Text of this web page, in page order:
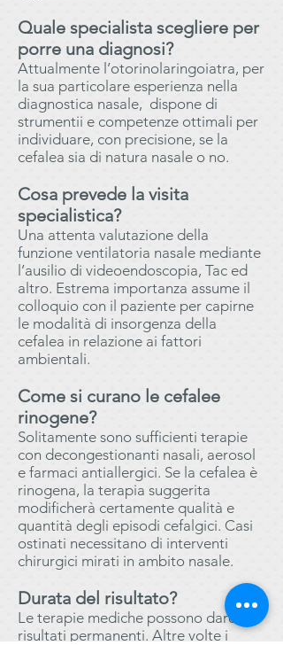
Quale specialista scegliere per
porre una diagnosi?
Attualmente l’otorinolaringoiatra, per
la sua particolare esperienza nella
diagnostica nasale, dispone di
strumentii e competenze ottimali per
individuare, con precisione, se la
cefalea sia di natura nasale o no.
Cosa prevede la visita
specialistica?
Una attenta valutazione della
funzione ventilatoria nasale mediante
l’ausilio di videoendoscopia, Tac ed
altro. Estrema importanza assume il
colloquio con il paziente per capirne
le modalità di insorgenza della
cefalea in relazione ai fattori
ambientali.
Come si curano le cefalee
rinogene?
Solitamente sono sufficienti terapie
con decongestionanti nasali, aerosol
e farmaci antiallergici. Se la cefalea è
rinogena, la terapia suggerita
modificherà certamente qualità e
quantità degli episodi cefalgici. Casi
ostinati necessitano di interventi
chirurgici mirati in ambito nasale.
Durata del risultato?
Le terapie mediche possono dare
risultati permanenti. Altre volte i